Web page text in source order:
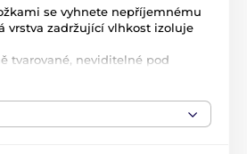
se vyhnete nepříjemnému
vrstva zadržující vlhkost izoluje
tvarované, neviditelné pod
samolepícímu proužku
což zaručuje sterilitu a pohodlné